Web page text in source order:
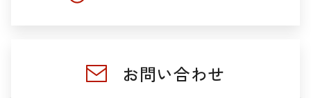
お問い合わせ